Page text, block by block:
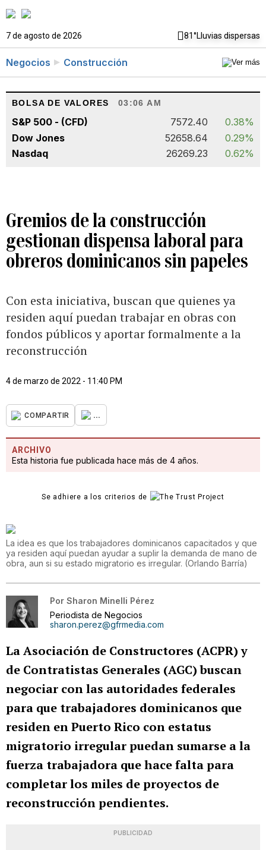
7 de agosto de 2026 81°Lluvias dispersas
Negocios Construcción
BOLSA DE VALORES 03:06 AM
S&P 500 - (CFD) 7572.40
0.38%
Dow Jones
52658.64
0.29%
Nasdaq
26269.23 0.62%
Gremios de la construcción
gestionan dispensa laboral para
obreros dominicanos sin papeles
Con esta iniciativa, buscan que quienes ya
residen aquí puedan trabajar en obras con
fondos públicos y aportar formalmente a la
reconstrucción
4 de marzo de 2022 - 11:40 PM
COMPARTIR ...
ARCHIVO
Esta historia fue publicada hace más de 4 años.
Se adhiere a los criterios de
La idea es que los trabajadores dominicanos capacitados y que
ya residen aquí puedan ayudar a suplir la demanda de mano de
obra, aun si su estado migratorio es irregular. (Orlando Barría)
Por Sharon Minelli Pérez
Periodista de Negocios
sharon.perez@gfrmedia.com
La Asociación de Constructores (ACPR) y
de Contratistas Generales (AGC) buscan
negociar con las autoridades federales
para que trabajadores dominicanos que
residen en Puerto Rico con estatus
migratorio irregular puedan sumarse a la
fuerza trabajadora que hace falta para
completar los miles de proyectos de
reconstrucción pendientes.
PUBLICIDAD